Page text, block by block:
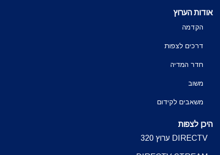
אודות הערוץ
הקדמה
דרכים לצפות
חדר המדיה
משוב
משאבים לקידום
היכן לצפות
DIRECTV ערוץ 320